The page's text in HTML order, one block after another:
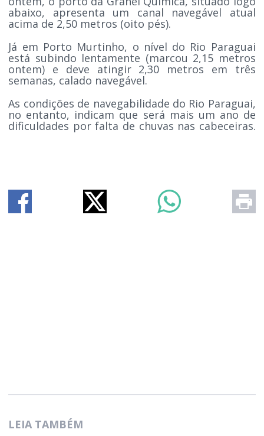
abaixo, apresenta um canal navegável atual
acima de 2,50 metros (oito pés).
Já em Porto Murtinho, o nível do Rio Paraguai
está subindo lentamente (marcou 2,15 metros
ontem) e deve atingir 2,30 metros em três
semanas, calado navegável.
As condições de navegabilidade do Rio Paraguai,
no entanto, indicam que será mais um ano de
dificuldades por falta de chuvas nas cabeceiras.
LEIA TAMBÉM